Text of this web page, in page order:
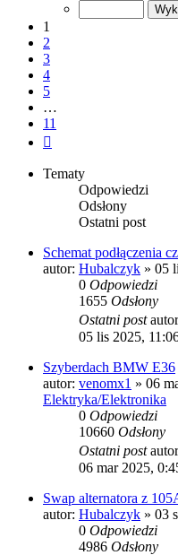
1
2
3
4
5
…
11
Tematy
Odpowiedzi
Odsłony
Ostatni post
Schemat podłączenia
autor: Hubalczyk » 05
0 Odpowiedzi
1655 Odsłony
Ostatni post
05 lis 2025,
Szyberdach BMW E36
autor: venomx1 » 06
Elektryka/Elektronika
0 Odpowiedzi
10660 Odsłony
Ostatni post
06 mar 2025,
Swap alternatora z
autor: Hubalczyk » 03
0 Odpowiedzi
4986 Odsłony